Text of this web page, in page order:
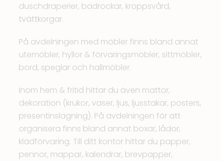
duschdraperier, badrockar, kroppsvård,
tvättkorgar.
På avdelningen med möbler finns bland annat
utemöbler, hyllor & förvaringsmöbler, sittmöbler,
bord, speglar och hallmöbler.
Inom hem & fritid hittar du även mattor,
dekoration (krukor, vaser, ljus, ljusstakar, posters,
presentinslagning). På avdelningen för att
organisera finns bland annat boxar, lådor,
klädförvaring. Till ditt kontor hittar du papper,
pennor, mappar, kalendrar, brevpapper,